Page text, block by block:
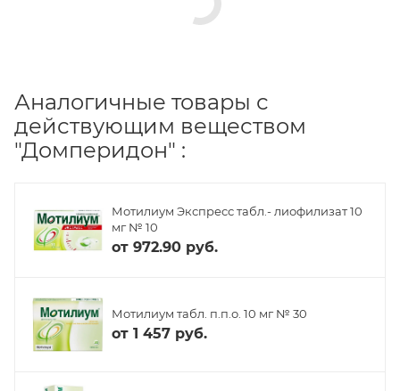
Аналогичные товары с
действующим веществом
"Домперидон" :
Мотилиум Экспресс табл.- лиофилизат 10
мг № 10
от 972.90 руб.
Мотилиум табл. п.п.о. 10 мг № 30
от 1 457 руб.